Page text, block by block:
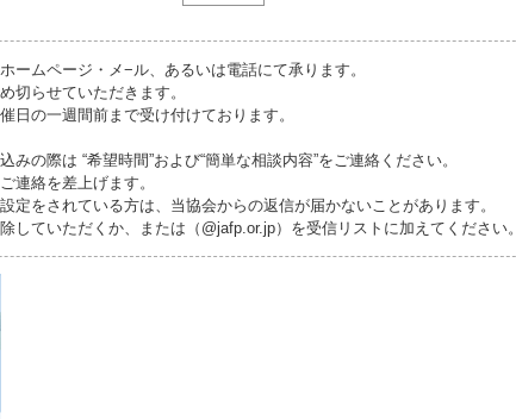
ームページ・メ−ル、あるいは電話にて承ります。
切らせていただきます。
催日の一週間前まで受け付けております。
みの際は “希望時間”および“簡単な相談内容”をご連絡ください。
連絡を差上げます。
定をされている方は、当協会からの返信が届かないことがあります。
していただくか、または（@jafp.or.jp）を受信リストに加えてください。